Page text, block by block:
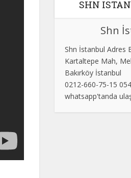
SHN
Shn
Shn İstanbul Adres
Kartaltepe Mah,
Bakırköy İstanbul
0212-660-75-15
whatsapp'tanda